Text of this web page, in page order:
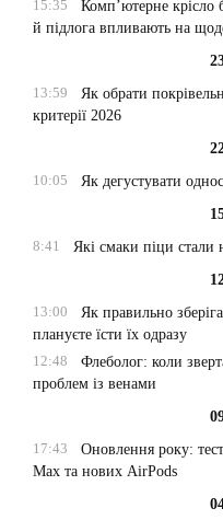
15:35
Комп’ютерне крісло
й підлога впливають на
13:59
Як обрати
критерії 2026
10:05
Як дегустувати
8:41
Які смаки піци стали
13:00
Як правильно
плануєте їсти їх одразу
12:48
Флеболог: коли
проблем із венами
17:43
Оновлення року:
Max та нових AirPods